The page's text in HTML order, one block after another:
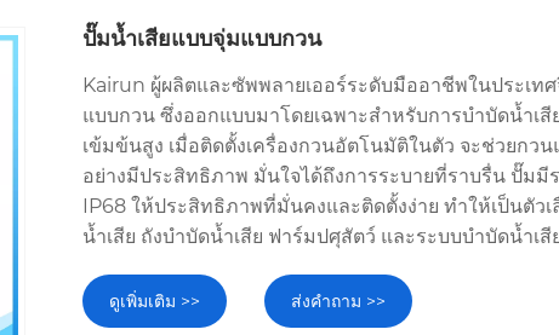
ปั๊มน้ำเสียแบบจุ่มแบบกวน
Kairun ผู้ผลิตและซัพพลายเออร์ระดับมืออาชีพในประเท
แบบกวน ซึ่งออกแบบมาโดยเฉพาะสำหรับการบำบัดน้ำเ
เข้มข้นสูง เมื่อติดตั้งเครื่องกวนอัตโนมัติในตัว จะช่วยกว
อย่างมีประสิทธิภาพ มั่นใจได้ถึงการระบายที่ราบรื่น ปั๊มมี
IP68 ให้ประสิทธิภาพที่มั่นคงและติดตั้งง่าย ทำให้เป็นตัว
น้ำเสีย ถังบำบัดน้ำเสีย ฟาร์มปศุสัตว์ และระบบบำบัดน้ำเ
ดูเพิ่มเติม >> ส่งคำถาม >>